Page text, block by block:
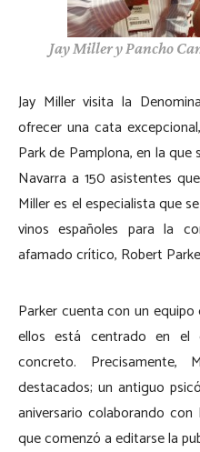
Jay Miller y Pancho
Jay Miller visita la
ofrecer una cata
Park de Pamplona, en la que
Navarra a 150 asistentes
Miller es el especialista que
vinos españoles para la
afamado crítico, Robert
Parker cuenta con un
ellos está centrado en el
concreto.
destacados; un antiguo
aniversario colaborando
que comenzó a editarse la